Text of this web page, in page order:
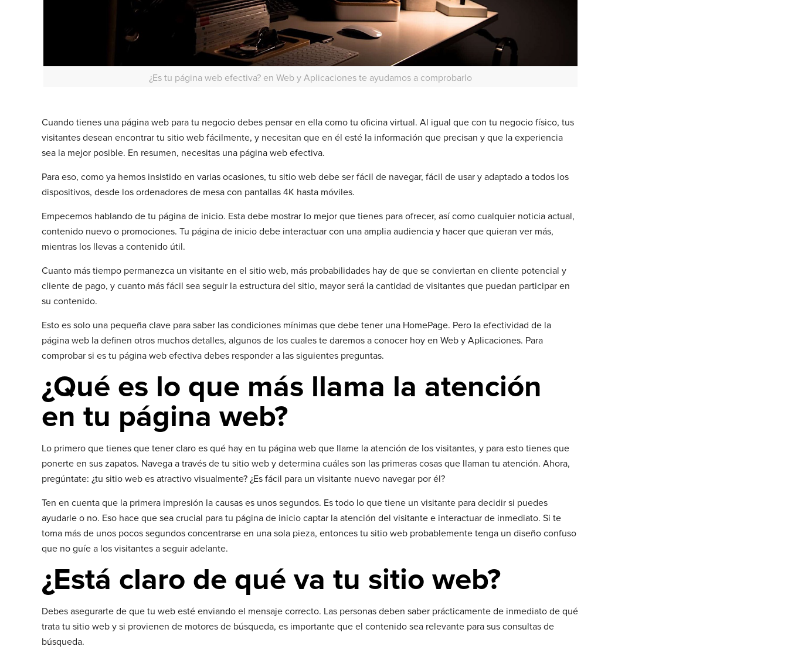
¿Es tu página web efectiva? en Web y Aplicaciones te ayudamos a comprobarlo
Cuando tienes una página web para tu negocio debes pensar en ella como tu oficina virtual. Al igual que con tu negocio físico, tus
visitantes desean encontrar tu sitio web fácilmente, y necesitan que en él esté la información que precisan y que la experiencia
sea la mejor posible. En resumen, necesitas una página web efectiva.
Para eso, como ya hemos insistido en varias ocasiones, tu sitio web debe ser fácil de navegar, fácil de usar y adaptado a todos los
dispositivos, desde los ordenadores de mesa con pantallas 4K hasta móviles.
Empecemos hablando de tu página de inicio. Esta debe mostrar lo mejor que tienes para ofrecer, así como cualquier noticia actual,
contenido nuevo o promociones. Tu página de inicio debe interactuar con una amplia audiencia y hacer que quieran ver más,
mientras los llevas a contenido útil.
Cuanto más tiempo permanezca un visitante en el sitio web, más probabilidades hay de que se conviertan en cliente potencial y
cliente de pago, y cuanto más fácil sea seguir la estructura del sitio, mayor será la cantidad de visitantes que puedan participar en
su contenido.
Esto es solo una pequeña clave para saber las condiciones mínimas que debe tener una HomePage. Pero la efectividad de la
página web la definen otros muchos detalles, algunos de los cuales te daremos a conocer hoy en Web y Aplicaciones. Para
comprobar si es tu página web efectiva debes responder a las siguientes preguntas.
¿Qué es lo que más llama la atención
en tu página web?
Lo primero que tienes que tener claro es qué hay en tu página web que llame la atención de los visitantes, y para esto tienes que
ponerte en sus zapatos. Navega a través de tu sitio web y determina cuáles son las primeras cosas que llaman tu atención. Ahora,
pregúntate: ¿tu sitio web es atractivo visualmente? ¿Es fácil para un visitante nuevo navegar por él?
Ten en cuenta que la primera impresión la causas es unos segundos. Es todo lo que tiene un visitante para decidir si puedes
ayudarle o no. Eso hace que sea crucial para tu página de inicio captar la atención del visitante e interactuar de inmediato. Si te
toma más de unos pocos segundos concentrarse en una sola pieza, entonces tu sitio web probablemente tenga un diseño confuso
que no guíe a los visitantes a seguir adelante.
¿Está claro de qué va tu sitio web?
Debes asegurarte de que tu web esté enviando el mensaje correcto. Las personas deben saber prácticamente de inmediato de qué
trata tu sitio web y si provienen de motores de búsqueda, es importante que el contenido sea relevante para sus consultas de
búsqueda.